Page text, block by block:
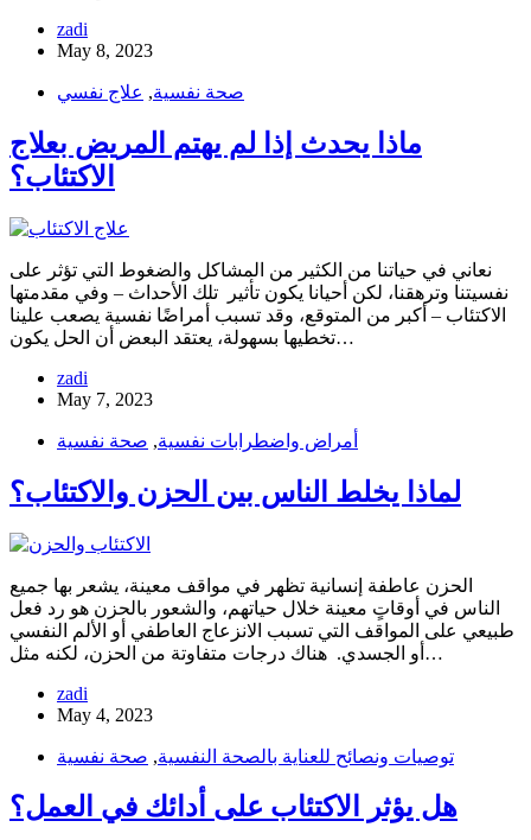
zadi
May 8, 2023
صحة نفسية, علاج نفسي
ماذا يحدث إذا لم يهتم المريض بعلاج
الاكتئاب؟
نعاني في حياتنا من الكثير من المشاكل والضغوط التي تؤثر على
نفسيتنا وترهقنا، لكن أحيانا يكون تأثير تلك الأحداث – وفي مقدمتها
الاكتئاب – أكبر من المتوقع، وقد تسبب أمراضًا نفسية يصعب علينا
تخطيها بسهولة، يعتقد البعض أن الحل يكون…
zadi
May 7, 2023
أمراض واضطرابات نفسية, صحة نفسية
لماذا يخلط الناس بين الحزن والاكتئاب؟
الحزن عاطفة إنسانية تظهر في مواقف معينة، يشعر بها جميع
الناس في أوقاتٍ معينة خلال حياتهم، والشعور بالحزن هو رد فعل
طبيعي على المواقف التي تسبب الانزعاج العاطفي أو الألم النفسي
أو الجسدي. هناك درجات متفاوتة من الحزن، لكنه مثل…
zadi
May 4, 2023
توصيات ونصائح للعناية بالصحة النفسية, صحة نفسية
هل يؤثر الاكتئاب على أدائك في العمل؟